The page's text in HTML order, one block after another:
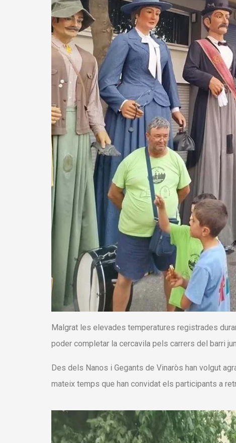
Malgrat les elevades temperatures registrades
poder completar la cercavila pels carrers del barri
Des dels Nanos i Gegants de Vinaròs han volgut
mateix temps que han convidat els participants a